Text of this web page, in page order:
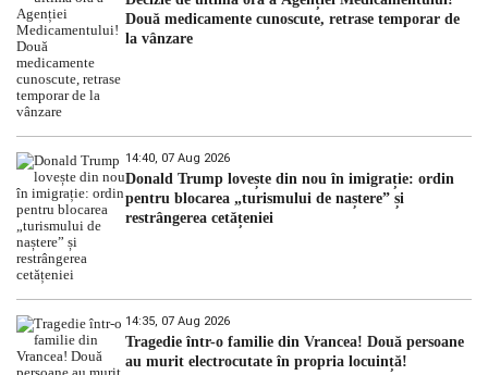
Două medicamente cunoscute, retrase temporar de
la vânzare
14:40, 07 Aug 2026
Donald Trump lovește din nou în imigrație: ordin
pentru blocarea „turismului de naștere” și
restrângerea cetățeniei
14:35, 07 Aug 2026
Tragedie într-o familie din Vrancea! Două persoane
au murit electrocutate în propria locuință!